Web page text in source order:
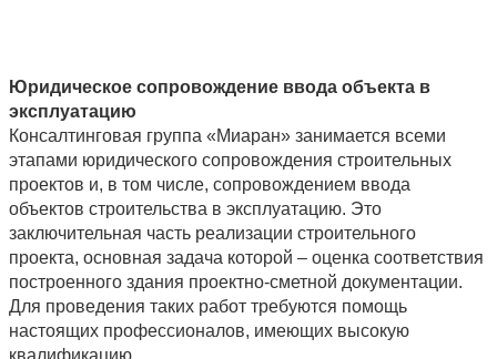
Юридическое сопровождение ввода объекта в
эксплуатацию
Консалтинговая группа «Миаран» занимается всеми
этапами юридического сопровождения строительных
проектов и, в том числе, сопровождением ввода
объектов строительства в эксплуатацию. Это
заключительная часть реализации строительного
проекта, основная задача которой – оценка соответствия
построенного здания проектно-сметной документации.
Для проведения таких работ требуются помощь
настоящих профессионалов, имеющих высокую